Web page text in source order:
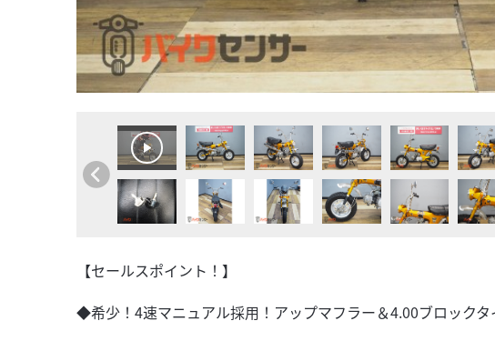
【セールスポイント！】
◆希少！4速マニュアル採用！アップマフラー＆4.00ブロックタ